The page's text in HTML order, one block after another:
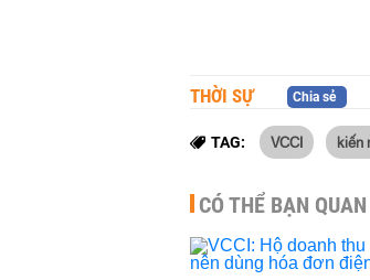
THỜI SỰ Chia sẻ
TAG: VCCI kiến
CÓ THỂ BẠN